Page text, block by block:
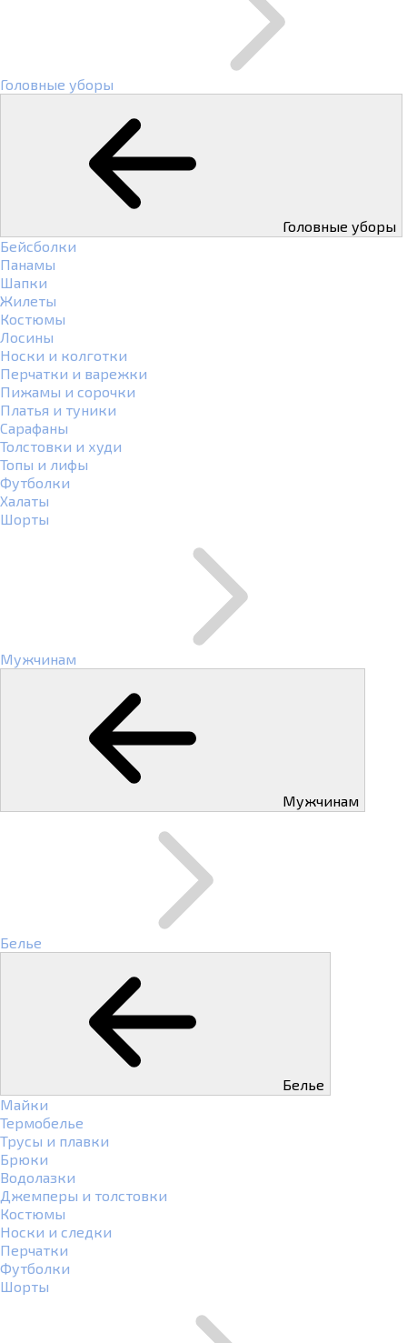
Головные уборы
Головные уборы
Бейсболки
Панамы
Шапки
Жилеты
Костюмы
Лосины
Носки и колготки
Перчатки и варежки
Пижамы и сорочки
Платья и туники
Сарафаны
Толстовки и худи
Топы и лифы
Футболки
Халаты
Шорты
Мужчинам
Мужчинам
Белье
Белье
Майки
Термобелье
Трусы и плавки
Брюки
Водолазки
Джемперы и толстовки
Костюмы
Носки и следки
Перчатки
Футболки
Шорты